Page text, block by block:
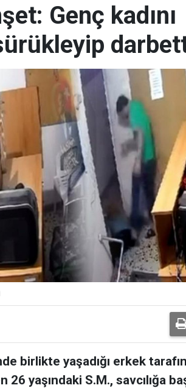
Genç kadını
birlikte yaşadığı erkek
26 yaşındaki S.M., savcılığa